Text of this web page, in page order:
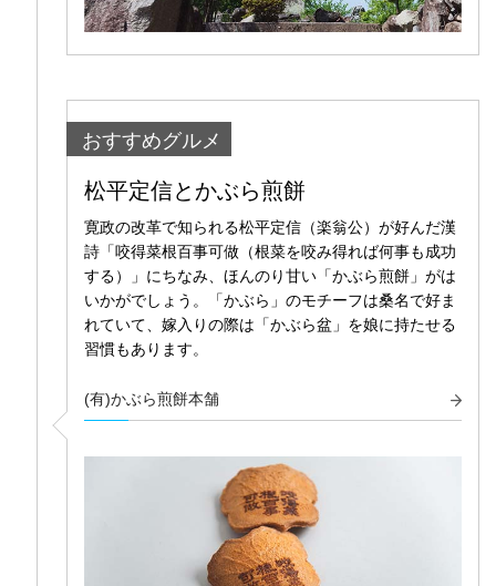
おすすめグルメ
松平定信とかぶら煎餅
寛政の改革で知られる松平定信（楽翁公）が好んだ漢
詩「咬得菜根百事可做（根菜を咬み得れば何事も成功
する）」にちなみ、ほんのり甘い「かぶら煎餅」がは
いかがでしょう。「かぶら」のモチーフは桑名で好ま
れていて、嫁入りの際は「かぶら盆」を娘に持たせる
習慣もあります。
(有)かぶら煎餅本舗